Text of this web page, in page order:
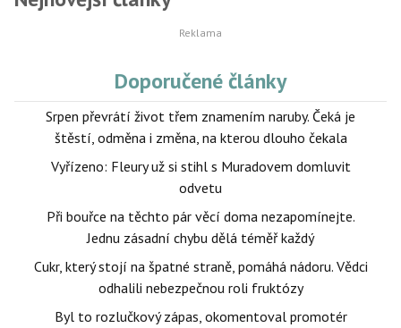
Doporučené články
Srpen převrátí život třem znamením naruby. Čeká je
štěstí, odměna i změna, na kterou dlouho čekala
Vyřízeno: Fleury už si stihl s Muradovem domluvit
odvetu
Při bouřce na těchto pár věcí doma nezapomínejte.
Jednu zásadní chybu dělá téměř každý
Cukr, který stojí na špatné straně, pomáhá nádoru. Vědci
odhalili nebezpečnou roli fruktózy
Byl to rozlučkový zápas, okomentoval promotér